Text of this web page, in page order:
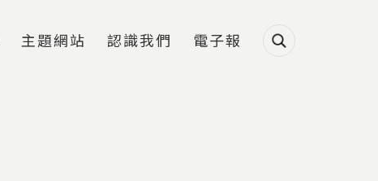
主題網站 認識我們 電子報